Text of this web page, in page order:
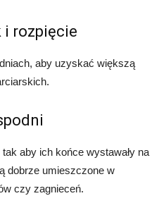
i rozpięcie
aby uzyskać większą
aby ich końce wystawały na
dobrze umieszczone w
czy zagnieceń.